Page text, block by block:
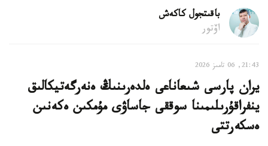
باقىتجول كاكەش
اۆتور
21:43, 06 تامىز 2026
يران پارسى شىعاناعى ەلدەرىنىڭ ەنەرگەتيكالىق
ينفراقۇرىلىمىنا سوققى جاساۋى مۇمكىن ەكەنىن
ەسكەرتتى